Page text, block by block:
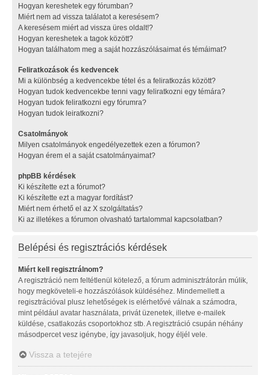
Hogyan kereshetek egy fórumban?
Miért nem ad vissza találatot a keresésem?
A keresésem miért ad vissza üres oldalt!?
Hogyan kereshetek a tagok között?
Hogyan találhatom meg a saját hozzászólásaimat és témáimat?
Feliratkozások és kedvencek
Mi a különbség a kedvencekbe tétel és a feliratkozás között?
Hogyan tudok kedvencekbe tenni vagy feliratkozni egy témára?
Hogyan tudok feliratkozni egy fórumra?
Hogyan tudok leiratkozni?
Csatolmányok
Milyen csatolmányok engedélyezettek ezen a fórumon?
Hogyan érem el a saját csatolmányaimat?
phpBB kérdések
Ki készítette ezt a fórumot?
Ki készítette ezt a magyar fordítást?
Miért nem érhető el az X szolgáltatás?
Ki az illetékes a fórumon olvasható tartalommal kapcsolatban?
Belépési és regisztrációs kérdések
Miért kell regisztrálnom?
A regisztráció nem feltétlenül kötelező, a fórum adminisztrátorán múlik,
hogy megköveteli-e hozzászólások küldéséhez. Mindemellett a
regisztrációval plusz lehetőségek is elérhetővé válnak a számodra,
mint például avatar használata, privát üzenetek, illetve e-mailek
küldése, csatlakozás csoportokhoz stb. A regisztráció csupán néhány
másodpercet vesz igénybe, így javasoljuk, hogy éljél vele.
Vissza a tetejére